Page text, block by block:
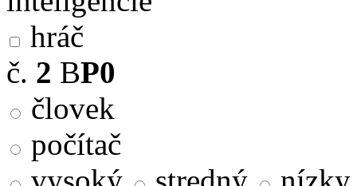
hráč
č. 2 BP0
človek
počítač